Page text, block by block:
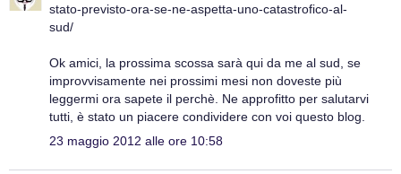
stato-previsto-ora-se-ne-aspetta-uno-catastrofico-al-
sud/
Ok amici, la prossima scossa sarà qui da me al sud, se
improvvisamente nei prossimi mesi non doveste più
leggermi ora sapete il perchè. Ne approfitto per salutarvi
tutti, è stato un piacere condividere con voi questo blog.
23 maggio 2012 alle ore 10:58